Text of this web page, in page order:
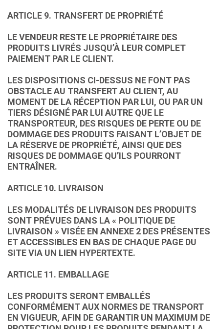
ARTICLE 9. TRANSFERT DE PROPRIÉTÉ
LE VENDEUR RESTE LE PROPRIÉTAIRE DES
PRODUITS LIVRÉS JUSQU’À LEUR COMPLET
PAIEMENT PAR LE CLIENT.
LES DISPOSITIONS CI-DESSUS NE FONT PAS
OBSTACLE AU TRANSFERT AU CLIENT, AU
MOMENT DE LA RÉCEPTION PAR LUI, OU PAR UN
TIERS DÉSIGNÉ PAR LUI AUTRE QUE LE
TRANSPORTEUR, DES RISQUES DE PERTE OU DE
DOMMAGE DES PRODUITS FAISANT L’OBJET DE
LA RÉSERVE DE PROPRIÉTÉ, AINSI QUE DES
RISQUES DE DOMMAGE QU’ILS POURRONT
ENTRAÎNER.
ARTICLE 10. LIVRAISON
LES MODALITÉS DE LIVRAISON DES PRODUITS
SONT PRÉVUES DANS LA « POLITIQUE DE
LIVRAISON » VISÉE EN ANNEXE 2 DES PRÉSENTES
ET ACCESSIBLES EN BAS DE CHAQUE PAGE DU
SITE VIA UN LIEN HYPERTEXTE.
ARTICLE 11. EMBALLAGE
LES PRODUITS SERONT EMBALLÉS
CONFORMÉMENT AUX NORMES DE TRANSPORT
EN VIGUEUR, AFIN DE GARANTIR UN MAXIMUM DE